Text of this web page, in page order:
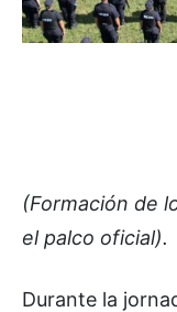
(Formación de
el palco oficial).
Durante la